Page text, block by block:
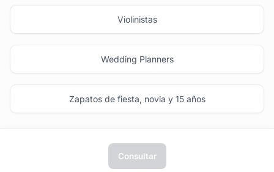
Violinistas
Wedding Planners
Zapatos de fiesta, novia y 15 años
Consultar